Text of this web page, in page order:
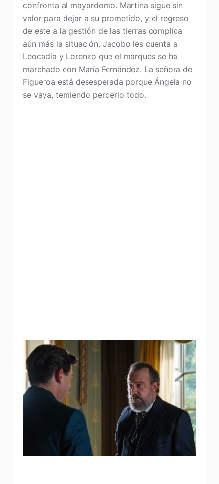
confronta al mayordomo. Martina sigue sin
valor para dejar a su prometido, y el regreso
de este a la gestión de las tierras complica
aún más la situación. Jacobo les cuenta a
Leocadia y Lorenzo que el marqués se ha
marchado con María Fernández. La señora de
Figueroa está desesperada porque Ángela no
se vaya, temiendo perderlo todo.